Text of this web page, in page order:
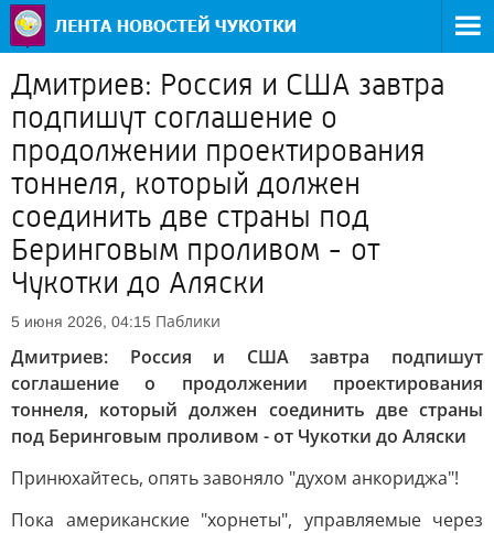
Дмитриев: Россия и США завтра
подпишут соглашение о
продолжении проектирования
тоннеля, который должен
соединить две страны под
Беринговым проливом - от
Чукотки до Аляски
5 июня 2026, 04:15 Паблики
Дмитриев: Россия и США завтра подпишут
соглашение о продолжении проектирования
тоннеля, который должен соединить две страны
под Беринговым проливом - от Чукотки до Аляски
Принюхайтесь, опять завоняло "духом анкориджа"!
Пока американские "хорнеты", управляемые через